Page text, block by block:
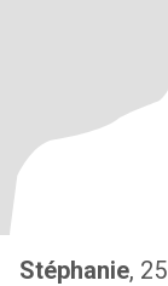
Stéphanie, 25